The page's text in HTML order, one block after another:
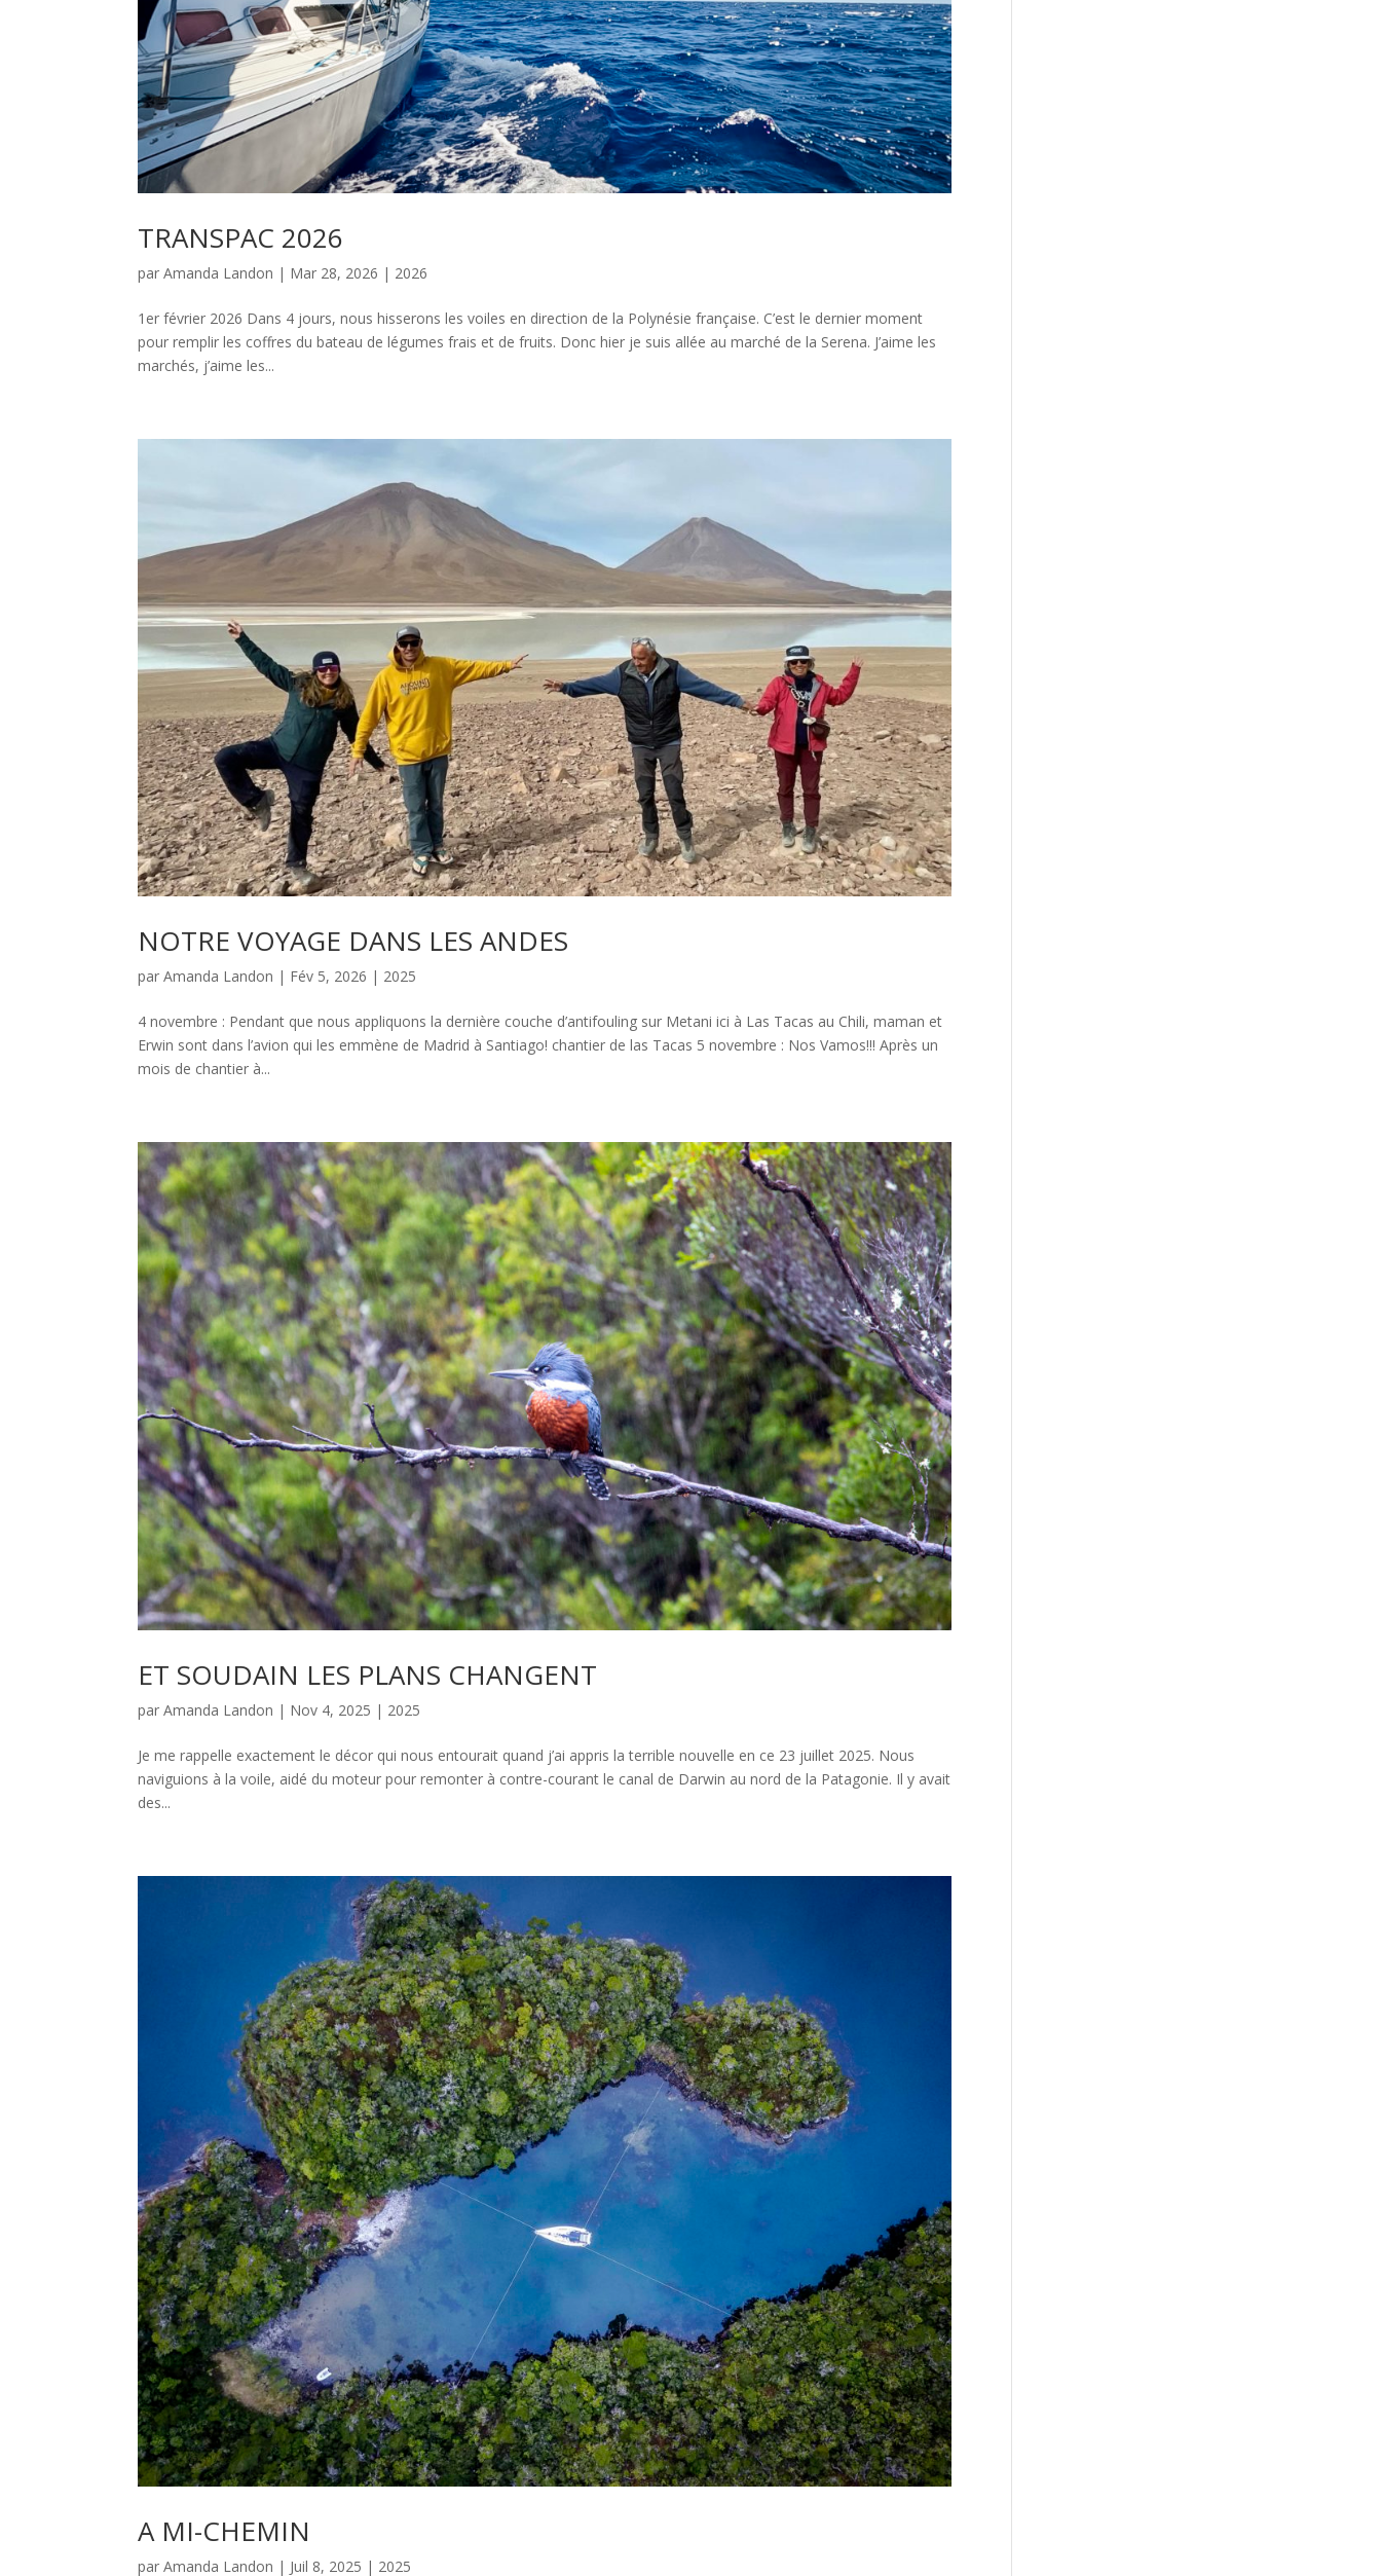
TRANSPAC 2026
parAmanda Landon | Mar 28, 2026 | 2026
1er février 2026 Dans 4 jours, nous hisserons les voiles en direction de la Polynésie française. C’est le dernier moment
pour remplir les coffres du bateau de légumes frais et de fruits. Donc hier je suis allée au marché de la Serena. J’aime les
marchés, j’aime les...
NOTRE VOYAGE DANS LES ANDES
parAmanda Landon | Fév 5, 2026 | 2025
4 novembre : Pendant que nous appliquons la dernière couche d’antifouling sur Metani ici à Las Tacas au Chili, maman et
Erwin sont dans l’avion qui les emmène de Madrid à Santiago! chantier de las Tacas 5 novembre : Nos Vamos!!! Après un
mois de chantier à...
ET SOUDAIN LES PLANS CHANGENT
parAmanda Landon | Nov 4, 2025 | 2025
Je me rappelle exactement le décor qui nous entourait quand j’ai appris la terrible nouvelle en ce 23 juillet 2025. Nous
naviguions à la voile, aidé du moteur pour remonter à contre-courant le canal de Darwin au nord de la Patagonie. Il y avait
des...
A MI-CHEMIN
parAmanda Landon | Juil 8, 2025 | 2025